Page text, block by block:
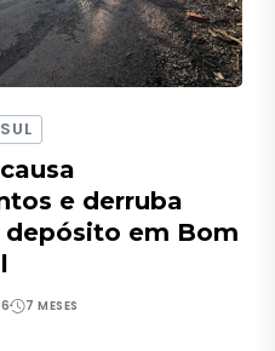
e derruba
depósito em Bom
7 MESES